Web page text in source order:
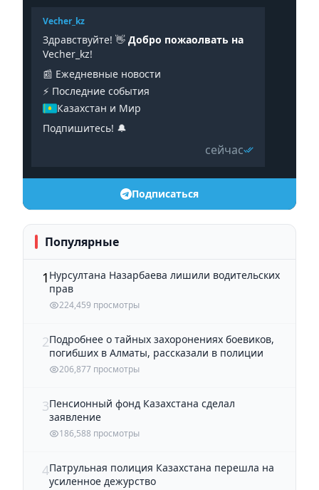
Vecher_kz
Здравствуйте! 👋 Добро пожаолвать на
Vecher_kz!
📰 Ежедневные новости
⚡️ Последние события
Казахстан и Мир
Подпишитесь! 🔔
сейчас
Подписаться
Популярные
1 Нурсултана Назарбаева лишили водительских
прав
224,459 просмотры
2Подробнее о тайных захоронениях боевиков,
погибших в Алматы, рассказали в полиции
206,877 просмотры
3Пенсионный фонд Казахстана сделал
заявление
186,588 просмотры
4Патрульная полиция Казахстана перешла на
усиленное дежурство